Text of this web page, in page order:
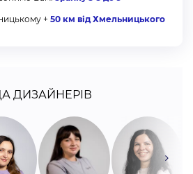
0% від monobank
+ 50 км від Хмельницького
ДИЗАЙНЕРІВ